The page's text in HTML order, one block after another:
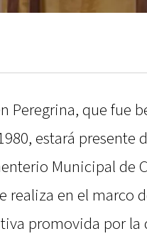
Peregrina, que fue
estará presente
Municipal de
realiza en el marco
promovida por la